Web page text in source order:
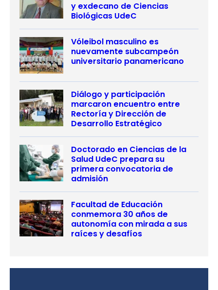
y exdecano de Ciencias
Biológicas UdeC
Vóleibol masculino es
nuevamente subcampeón
universitario panamericano
Diálogo y participación
marcaron encuentro entre
Rectoría y Dirección de
Desarrollo Estratégico
Doctorado en Ciencias de la
Salud UdeC prepara su
primera convocatoria de
admisión
Facultad de Educación
conmemora 30 años de
autonomía con mirada a sus
raíces y desafíos